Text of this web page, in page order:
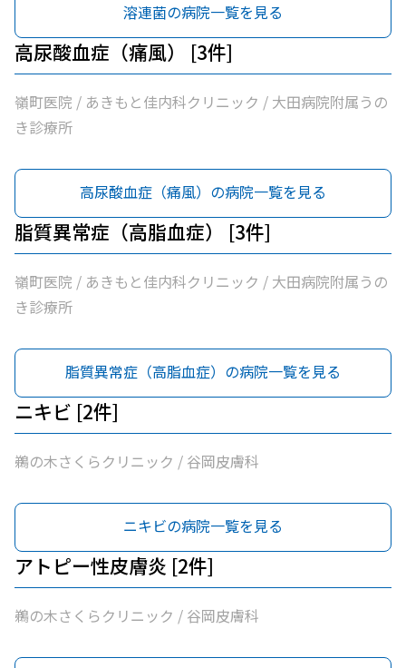
溶連菌の病院一覧を見る
高尿酸血症（痛風） [3件]
嶺町医院 / あきもと佳内科クリニック / 大田病院附属うの
き診療所
高尿酸血症（痛風）の病院一覧を見る
脂質異常症（高脂血症） [3件]
嶺町医院 / あきもと佳内科クリニック / 大田病院附属うの
き診療所
脂質異常症（高脂血症）の病院一覧を見る
ニキビ [2件]
鵜の木さくらクリニック / 谷岡皮膚科
ニキビの病院一覧を見る
アトピー性皮膚炎 [2件]
鵜の木さくらクリニック / 谷岡皮膚科